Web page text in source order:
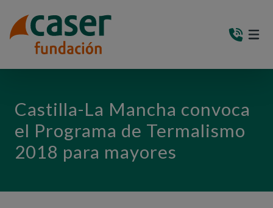
Castilla-La Mancha convoca
el Programa de Termalismo
2018 para mayores